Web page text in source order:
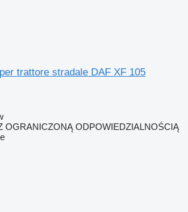
trattore stradale DAF XF 105
OGRANICZONĄ ODPOWIEDZIALNOŚCIĄ